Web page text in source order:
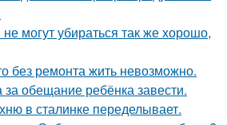
могут убираться так же хорошо,
без ремонта жить невозможно.
за обещание ребёнка завести.
в сталинке переделывает.